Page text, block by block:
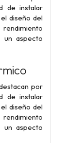
de instalar
diseño del
aspecto
por
de instalar
diseño del
aspecto